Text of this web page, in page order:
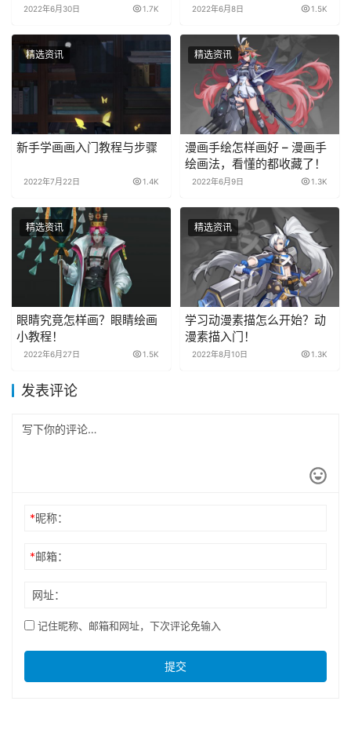
2022年6月30日 1.7K 2022年6月8日 1.5K
精选资讯
新手学画画入门教程与步骤
2022年7月22日 1.4K
精选资讯
漫画手绘怎样画好 – 漫画手
绘画法，看懂的都收藏了！
2022年6月9日 1.3K
精选资讯
眼睛究竟怎样画？眼睛绘画
小教程！
2022年6月27日 1.5K
精选资讯
学习动漫素描怎么开始？动
漫素描入门！
2022年8月10日 1.3K
发表评论
*昵称：
*邮箱：
网址：
记住昵称、邮箱和网址，下次评论免输入
提交